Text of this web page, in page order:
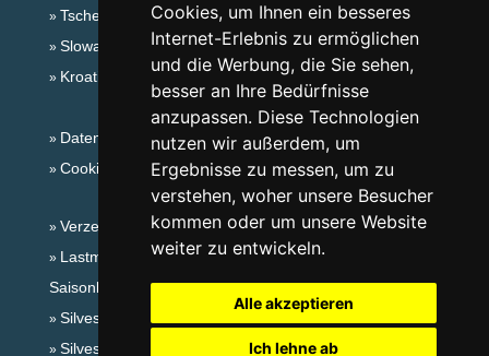
Cookies, um Ihnen ein besseres
Internet-Erlebnis zu ermöglichen
und die Werbung, die Sie sehen,
besser an Ihre Bedürfnisse
anzupassen. Diese Technologien
nutzen wir außerdem, um
Ergebnisse zu messen, um zu
verstehen, woher unsere Besucher
kommen oder um unsere Website
weiter zu entwickeln.
Alle akzeptieren
Ich lehne ab
Tschechische Gebirge
Slowakische Gebirge
Kroatien
Datenschutz
Cookies
Verzeichnis der Unterkunft
Lastminute Böhmisches Mittelgebirge
Saisonlinks:
Silvester Böhmisches Mittelgebirge
Silvester im Gebirge 2025/26